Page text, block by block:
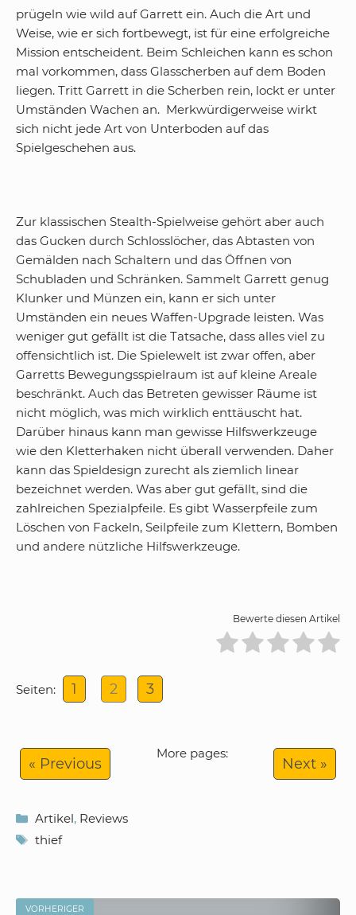
prügeln wie wild auf Garrett ein. Auch die Art und
Weise, wie er sich fortbewegt, ist für eine erfolgreiche
Mission entscheident. Beim Schleichen kann es schon
mal vorkommen, dass Glasscherben auf dem Boden
liegen. Tritt Garrett in die Scherben rein, lockt er unter
Umständen Wachen an. Merkwürdigerweise wirkt
sich nicht jede Art von Unterboden auf das
Spielgeschehen aus.
Zur klassischen Stealth-Spielweise gehört aber auch
das Gucken durch Schlosslöcher, das Abtasten von
Gemälden nach Schaltern und das Öffnen von
Schubladen und Schränken. Sammelt Garrett genug
Klunker und Münzen ein, kann er sich unter
Umständen ein neues Waffen-Upgrade leisten. Was
weniger gut gefällt ist die Tatsache, dass alles viel zu
offensichtlich ist. Die Spielewelt ist zwar offen, aber
Garretts Bewegungsspielraum ist auf kleine Areale
beschränkt. Auch das Betreten gewisser Räume ist
nicht möglich, was mich wirklich enttäuscht hat.
Darüber hinaus kann man gewisse Hilfswerkzeuge
wie den Kletterhaken nicht überall verwenden. Daher
kann das Spieldesign zurecht als ziemlich linear
bezeichnet werden. Was aber gut gefällt, sind die
zahlreichen Spezialpfeile. Es gibt Wasserpfeile zum
Löschen von Fackeln, Seilpfeile zum Klettern, Bomben
und andere nützliche Hilfswerkzeuge.
Bewerte diesen Artikel
Seiten: 1 2 3
« Previous
More pages:
Next »
Kategorien
Artikel, Reviews
Schlagwörter
thief
VORHERIGER